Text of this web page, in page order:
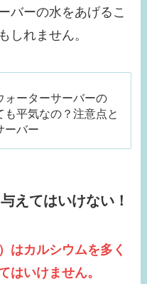
バーの水をあげるこ
しれません。
ォーターサーバーの
も平気なの？注意点と
ーバー
えてはいけない！
はカルシウムを多く
はいけません。